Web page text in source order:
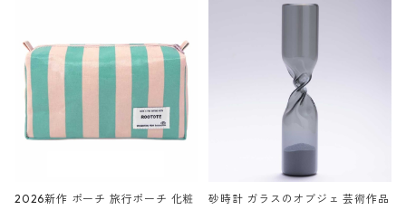
ーガンディー、オフホワイト
2026新作 ポーチ 旅行ポーチ 化粧
砂時計 ガラスのオブジェ 芸術作品